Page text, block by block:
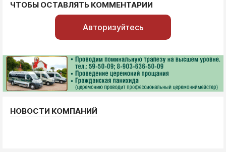
ЧТОБЫ ОСТАВЛЯТЬ КОММЕНТАРИИ
Авторизуйтесь
НОВОСТИ КОМПАНИЙ